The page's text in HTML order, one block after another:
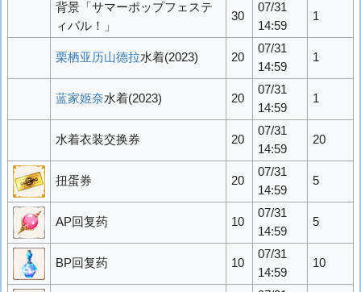
背景「サマーポップフェステ
ィバル！」
30
07/31
14:59
1
栗栖亚历山德拉水着(2023) 20
07/31
14:59
1
蓝家姬奈水着(2023) 20
07/31
14:59
1
水着衣装交换券 20
07/31
14:59
20
扭蛋券 20
07/31
14:59
5
AP回复药 10
07/31
14:59
5
BP回复药 10
07/31
14:59
10